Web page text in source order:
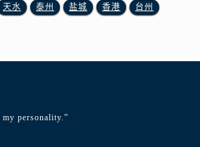
江苏省南京市秦淮区中山南路1号南京中心22层22-C1-C3室浪琴售后服务中心（需提前预约）
天水 泰州 盐城 香港 台州
personality.”